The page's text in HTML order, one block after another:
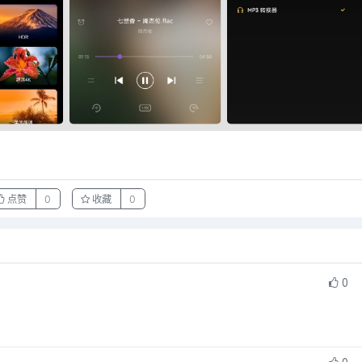
点赞 0 收藏 0
0